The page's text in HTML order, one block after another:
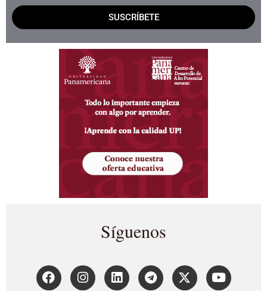
SUSCRÍBETE
Síguenos